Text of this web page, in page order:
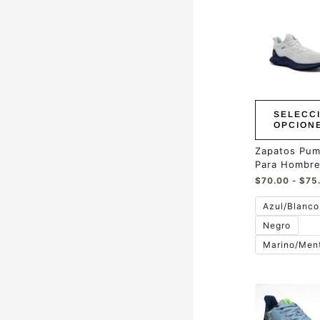
múltiples
variantes.
pueden
elegir
en
la
página
de
Zapatos
Para
$70.00 - $
Azul/Blanco
Negro
Marino/
producto
tiene